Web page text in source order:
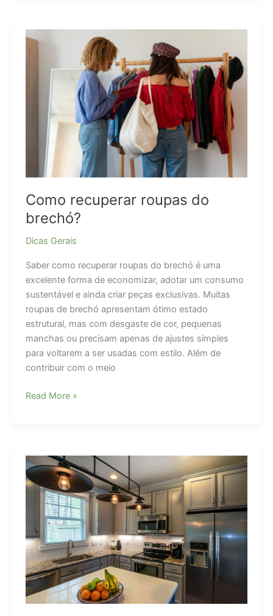
Como
Converter
Clientes
Como recuperar roupas do
brechó?
Dicas Gerais
Saber como recuperar roupas do brechó é uma
excelente forma de economizar, adotar um consumo
sustentável e ainda criar peças exclusivas. Muitas
roupas de brechó apresentam ótimo estado
estrutural, mas com desgaste de cor, pequenas
manchas ou precisam apenas de ajustes simples
para voltarem a ser usadas com estilo. Além de
contribuir com o meio
Como
brechó?
Read More »